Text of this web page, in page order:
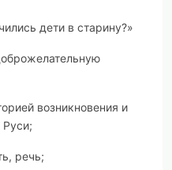
дети в старину?»
возникновения и
речь;